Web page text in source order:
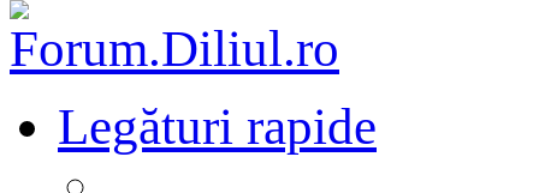
Legături rapide